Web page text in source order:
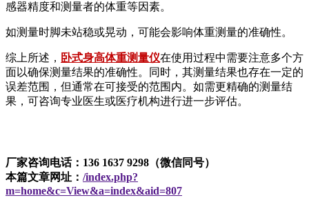
感器精度和测量者的体重等因素。
如测量时脚未站稳或晃动，可能会影响体重测量的准确性。
综上所述， 卧式身高体重测量仪在使用过程中需要注意多个方
面以确保测量结果的准确性。同时，其测量结果也存在一定的
误差范围，但通常在可接受的范围内。如需更精确的测量结
果，可咨询专业医生或医疗机构进行进一步评估。
厂家咨询电话：136 1637 9298（微信同号）
本篇文章网址： /index.php?
m=home&c=View&a=index&aid=807